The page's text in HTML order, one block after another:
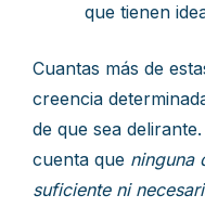
que tienen
Cuantas más de
creencia
de que sea
cuenta que ninguna
suficiente ni